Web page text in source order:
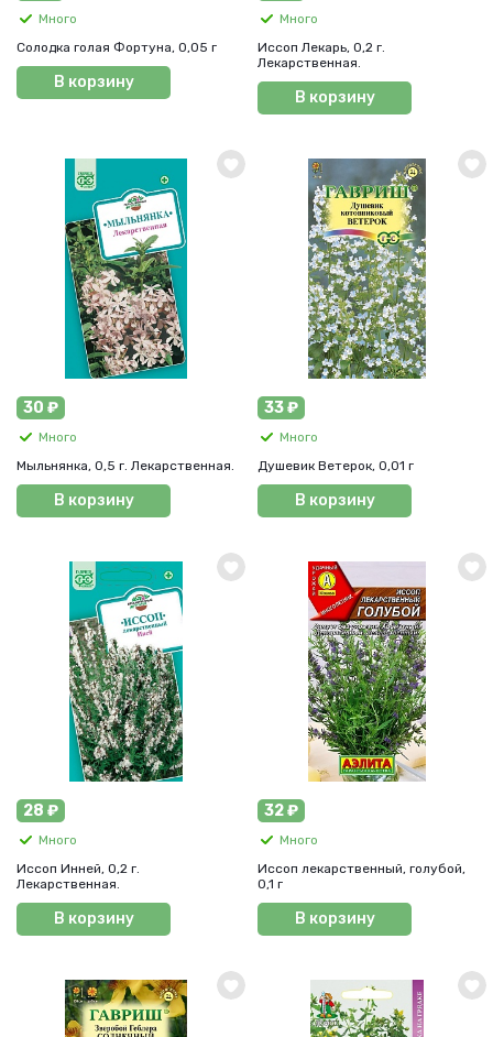
Много
Солодка голая Фортуна, 0,05 г
В корзину
Много
Иссоп Лекарь, 0,2 г.
Лекарственная.
В корзину
30 ₽
Много
Мыльнянка, 0,5 г. Лекарственная.
В корзину
33 ₽
Много
Душевик Ветерок, 0,01 г
В корзину
28 ₽
Много
Иссоп Инней, 0,2 г.
Лекарственная.
В корзину
32 ₽
Много
Иссоп лекарственный, голубой,
0,1 г
В корзину